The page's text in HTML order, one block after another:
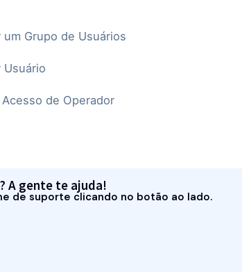
um Grupo de Usuários
Usuário
de Operador
A gente te ajuda!
de suporte clicando no botão ao lado.